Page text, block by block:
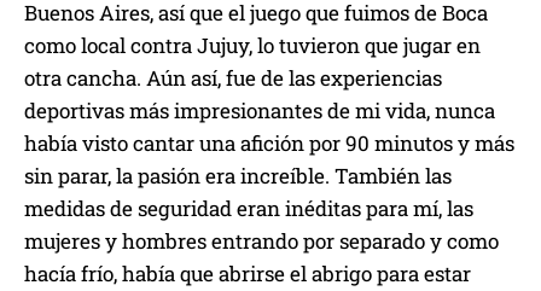
Buenos Aires, así que el juego que fuimos de Boca
como local contra Jujuy, lo tuvieron que jugar en
otra cancha. Aún así, fue de las experiencias
deportivas más impresionantes de mi vida, nunca
había visto cantar una afición por 90 minutos y más
sin parar, la pasión era increíble. También las
medidas de seguridad eran inéditas para mí, las
mujeres y hombres entrando por separado y como
hacía frío, había que abrirse el abrigo para estar